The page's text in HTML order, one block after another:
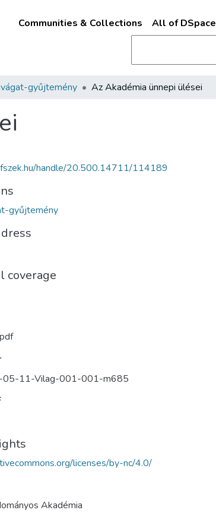
Communities & Collections All of DSpace
gyűjtemény Az Akadémia ünnepi ülései
handle/20.500.14711/114189
gyűjtemény
coverage
11-Vilag-001-001-m685
licenses/by-nc/4.0/
Akadémia